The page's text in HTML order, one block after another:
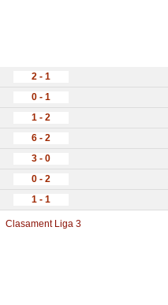
2 - 1
0 - 1
1 - 2
6 - 2
3 - 0
0 - 2
1 - 1
Clasament Liga 3